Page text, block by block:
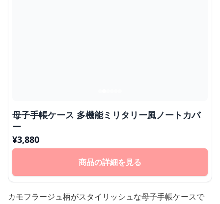
母子手帳ケース 多機能ミリタリー風ノートカバ
ー
¥3,880
商品の詳細を見る
カモフラージュ柄がスタイリッシュな母子手帳ケースで